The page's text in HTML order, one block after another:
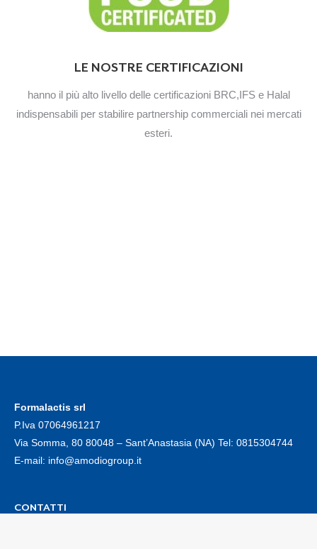
LE NOSTRE CERTIFICAZIONI
hanno il più alto livello delle certificazioni BRC,IFS e Halal
indispensabili per stabilire partnership commerciali nei mercati
esteri.
Formalactis srl
P.Iva 07064961217
Via Somma, 80 80048 – Sant’Anastasia (NA) Tel: 0815304744
E-mail: info@amodiogroup.it
CONTATTI